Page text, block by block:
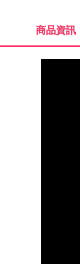
商品資訊